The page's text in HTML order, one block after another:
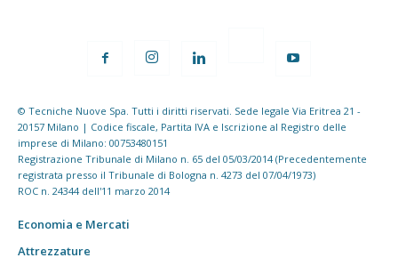
© Tecniche Nuove Spa. Tutti i diritti riservati. Sede legale Via Eritrea 21 -
20157 Milano | Codice fiscale, Partita IVA e Iscrizione al Registro delle
imprese di Milano: 00753480151
Registrazione Tribunale di Milano n. 65 del 05/03/2014 (Precedentemente
registrata presso il Tribunale di Bologna n. 4273 del 07/04/1973)
ROC n. 24344 dell'11 marzo 2014
Economia e Mercati
Attrezzature